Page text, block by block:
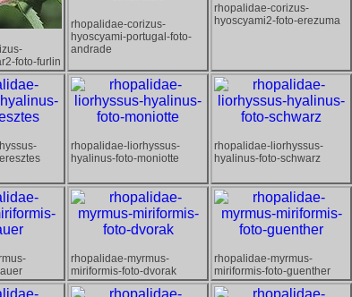
foto-furlin
rhopalidae-corizus-
hyoscyami-portugal-foto-
andrade
rhopalidae-corizus-
hyoscyami2-foto-erezuma
rhopalidae-liorhyssus-
hyalinus-foto-moniotte
rhopalidae-liorhyssus-
hyalinus-foto-schwarz
rhopalidae-myrmus-
miriformis-foto-dvorak
rhopalidae-myrmus-
miriformis-foto-guenther